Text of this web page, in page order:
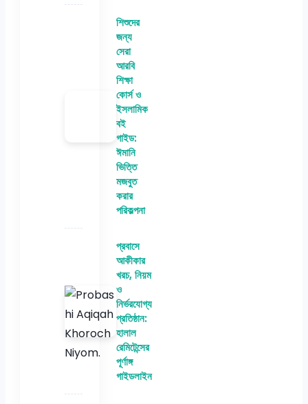
শিশুদের
জন্য
সেরা
আরবি
শিক্ষা
কোর্স ও
ইসলামিক
বই
গাইড:
ঈমানি
ভিত্তি
মজবুত
করার
পরিকল্পনা
প্রবাসে
আকীকার
খরচ, নিয়ম
ও
নির্ভরযোগ্য
প্রতিষ্ঠান:
হালাল
রেমিটেন্সের
পূর্ণাঙ্গ
গাইডলাইন